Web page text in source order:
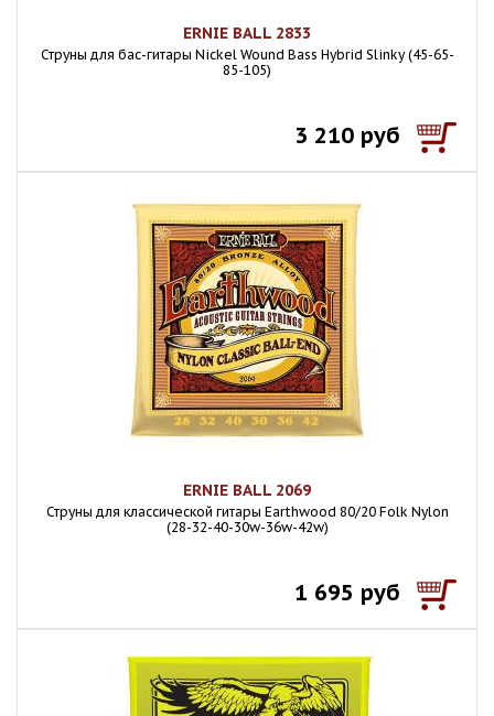
ERNIE BALL 2833
Струны для бас-гитары Nickel Wound Bass Hybrid Slinky (45-65-
85-105)
3 210 руб
ERNIE BALL 2069
Струны для классической гитары Earthwood 80/20 Folk Nylon
(28-32-40-30w-36w-42w)
1 695 руб